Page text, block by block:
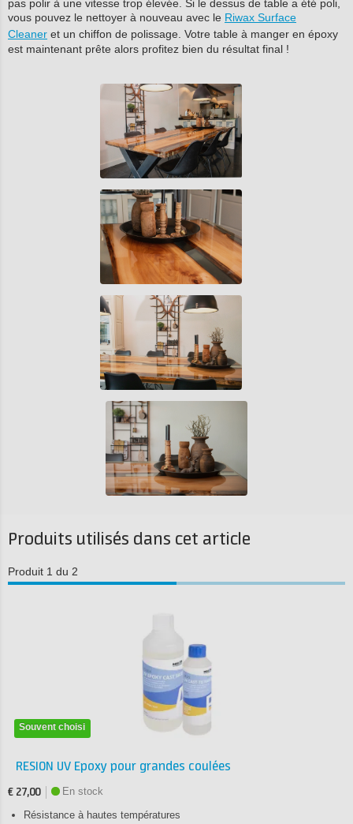
pas polir à une vitesse trop élevée. Si le dessus de table a été poli,
vous pouvez le nettoyer à nouveau avec le Riwax Surface
Cleaner et un chiffon de polissage. Votre table à manger en époxy
est maintenant prête alors profitez bien du résultat final !
Produits utilisés dans cet article
Produit 1 du 2
Souvent choisi
RESION UV Epoxy pour grandes coulées
€ 27,00
En stock
Résistance à hautes températures